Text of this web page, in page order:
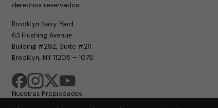
derechos reservados.
Brooklyn Navy Yard
63 Flushing Avenue
Building #292, Suite #211
Brooklyn, NY 11205 – 1078.
Nuestras Propiedades